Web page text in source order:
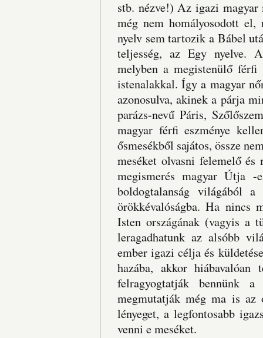
stb. nézve!) Az igazi magyar
még nem homályosodott el,
nyelv sem tartozik a Bábel
teljesség, az Egy nyelve.
melyben a megistenülő
istenalakkal. Így a magyar
azonosulva, akinek a párja
parázs-nevű Páris,
magyar férfi eszménye
ősmesékből sajátos, össze
meséket olvasni felemelő és
megismerés magyar Útja
boldogtalanság világából
örökkévalóságba. Ha nincs
Isten országának (vagyis a
leragadhatunk az alsóbb
ember igazi célja és
hazába, akkor
felragyogtatják bennünk
megmutatják még ma is az
lényeget, a legfontosabb
venni e meséket.